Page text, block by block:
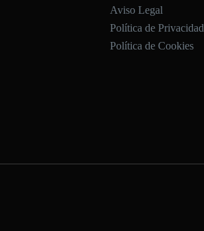
Aviso Legal
Política de Privacidad
Política de Cookies